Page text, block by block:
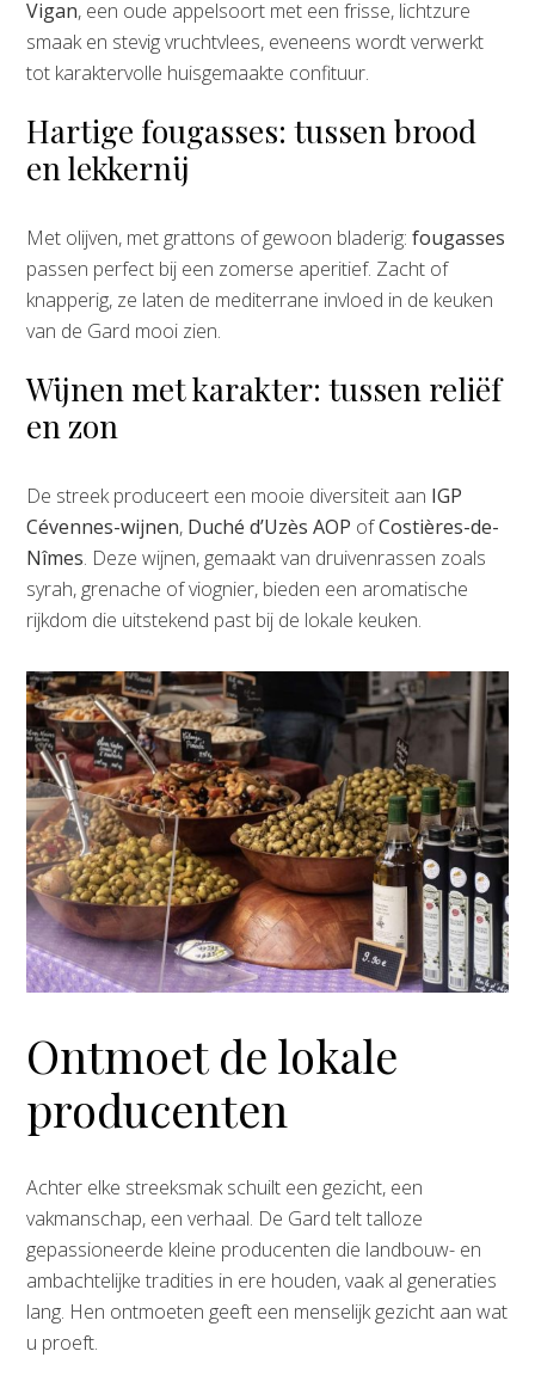
Vigan, een oude appelsoort met een frisse, lichtzure
smaak en stevig vruchtvlees, eveneens wordt verwerkt
tot karaktervolle huisgemaakte confituur.
Hartige fougasses: tussen brood
en lekkernij
Met olijven, met grattons of gewoon bladerig:fougasses
passen perfect bij een zomerse aperitief. Zacht of
knapperig, ze laten de mediterrane invloed in de keuken
van de Gard mooi zien.
Wijnen met karakter: tussen reliëf
en zon
De streek produceert een mooie diversiteit aan IGP
Cévennes-wijnen, Duché d’Uzès AOP ofCostières-de-
Nîmes. Deze wijnen, gemaakt van druivenrassen zoals
syrah, grenache of viognier, bieden een aromatische
rijkdom die uitstekend past bij de lokale keuken.
Ontmoet de lokale
producenten
Achter elke streeksmak schuilt een gezicht, een
vakmanschap, een verhaal. De Gard telt talloze
gepassioneerde kleine producenten die landbouw- en
ambachtelijke tradities in ere houden, vaak al generaties
lang. Hen ontmoeten geeft een menselijk gezicht aan wat
u proeft.